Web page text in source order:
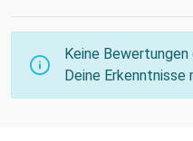
Keine Bewertungen
Deine Erkenntnisse